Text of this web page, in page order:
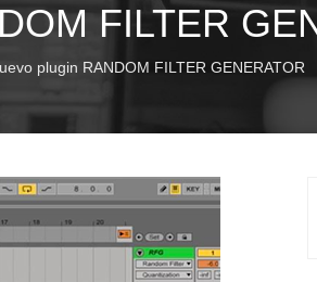
FILTER
plugin RANDOM FILTER GENERATOR